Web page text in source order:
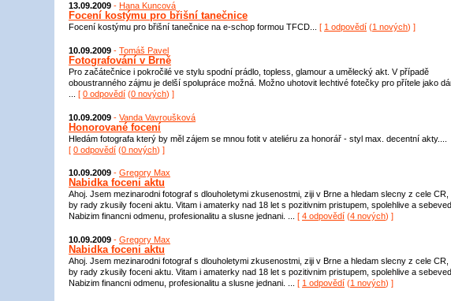
13.09.2009 - Hana Kuncová
Focení kostýmu pro břišní tanečnice
Focení kostýmu pro břišní tanečnice na e-schop formou TFCD... [ 1 odpovědí (1 nových) ]
10.09.2009 - Tomáš Pavel
Fotografování v Brně
Pro začátečnice i pokročilé ve stylu spodní prádlo, topless, glamour a umělecký akt. V případě
oboustranného zájmu je delší spolupráce možná. Možno uhotovit lechtivé fotečky pro přítele jako
[ 0 odpovědí (0 nových) ]
10.09.2009 - Vanda Vavroušková
Honorované focení
Hledám fotografa který by měl zájem se mnou fotit v ateliéru za honorář - styl max. decentní akty....
[ 0 odpovědí (0 nových) ]
10.09.2009 - Gregory Max
Nabidka foceni aktu
Ahoj. Jsem mezinarodni fotograf s dlouholetymi zkusenostmi, ziji v Brne a hledam slecny z cele CR,
by rady zkusily foceni aktu. Vitam i amaterky nad 18 let s pozitivnim pristupem, spolehlive a
Nabizim financni odmenu, profesionalitu a slusne jednani. ... [ 4 odpovědí (4 nových) ]
10.09.2009 - Gregory Max
Nabidka foceni aktu
Ahoj. Jsem mezinarodni fotograf s dlouholetymi zkusenostmi, ziji v Brne a hledam slecny z cele CR,
by rady zkusily foceni aktu. Vitam i amaterky nad 18 let s pozitivnim pristupem, spolehlive a
Nabizim financni odmenu, profesionalitu a slusne jednani. ... [ 1 odpovědí (1 nových) ]